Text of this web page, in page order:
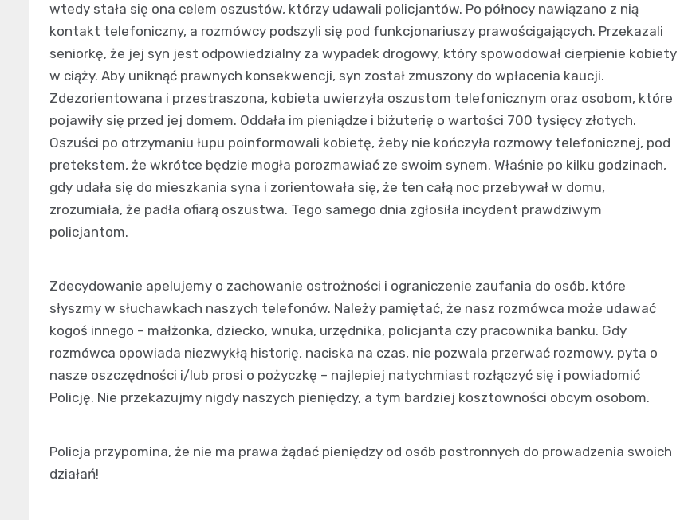
wtedy stała się ona celem oszustów, którzy udawali policjantów. Po północy nawiązano z nią
kontakt telefoniczny, a rozmówcy podszyli się pod funkcjonariuszy prawościgających. Przekazali
seniorkę, że jej syn jest odpowiedzialny za wypadek drogowy, który spowodował cierpienie kobiety
w ciąży. Aby uniknąć prawnych konsekwencji, syn został zmuszony do wpłacenia kaucji.
Zdezorientowana i przestraszona, kobieta uwierzyła oszustom telefonicznym oraz osobom, które
pojawiły się przed jej domem. Oddała im pieniądze i biżuterię o wartości 700 tysięcy złotych.
Oszuści po otrzymaniu łupu poinformowali kobietę, żeby nie kończyła rozmowy telefonicznej, pod
pretekstem, że wkrótce będzie mogła porozmawiać ze swoim synem. Właśnie po kilku godzinach,
gdy udała się do mieszkania syna i zorientowała się, że ten całą noc przebywał w domu,
zrozumiała, że padła ofiarą oszustwa. Tego samego dnia zgłosiła incydent prawdziwym
policjantom.
Zdecydowanie apelujemy o zachowanie ostrożności i ograniczenie zaufania do osób, które
słyszmy w słuchawkach naszych telefonów. Należy pamiętać, że nasz rozmówca może udawać
kogoś innego – małżonka, dziecko, wnuka, urzędnika, policjanta czy pracownika banku. Gdy
rozmówca opowiada niezwykłą historię, naciska na czas, nie pozwala przerwać rozmowy, pyta o
nasze oszczędności i/lub prosi o pożyczkę – najlepiej natychmiast rozłączyć się i powiadomić
Policję. Nie przekazujmy nigdy naszych pieniędzy, a tym bardziej kosztowności obcym osobom.
Policja przypomina, że nie ma prawa żądać pieniędzy od osób postronnych do prowadzenia swoich
działań!